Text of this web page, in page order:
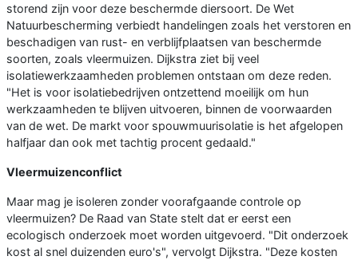
storend zijn voor deze beschermde diersoort. De Wet
Natuurbescherming verbiedt handelingen zoals het verstoren en
beschadigen van rust- en verblijfplaatsen van beschermde
soorten, zoals vleermuizen. Dijkstra ziet bij veel
isolatiewerkzaamheden problemen ontstaan om deze reden.
"Het is voor isolatiebedrijven ontzettend moeilijk om hun
werkzaamheden te blijven uitvoeren, binnen de voorwaarden
van de wet. De markt voor spouwmuurisolatie is het afgelopen
halfjaar dan ook met tachtig procent gedaald."
Vleermuizenconflict
Maar mag je isoleren zonder voorafgaande controle op
vleermuizen? De Raad van State stelt dat er eerst een
ecologisch onderzoek moet worden uitgevoerd. "Dit onderzoek
kost al snel duizenden euro's", vervolgt Dijkstra. "Deze kosten